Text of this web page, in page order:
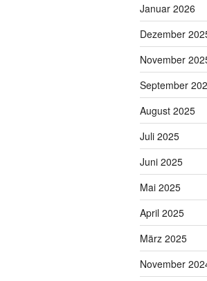
Januar 2026
Dezember
November
September
August 2025
Juli 2025
Juni 2025
Mai 2025
April 2025
März 2025
November